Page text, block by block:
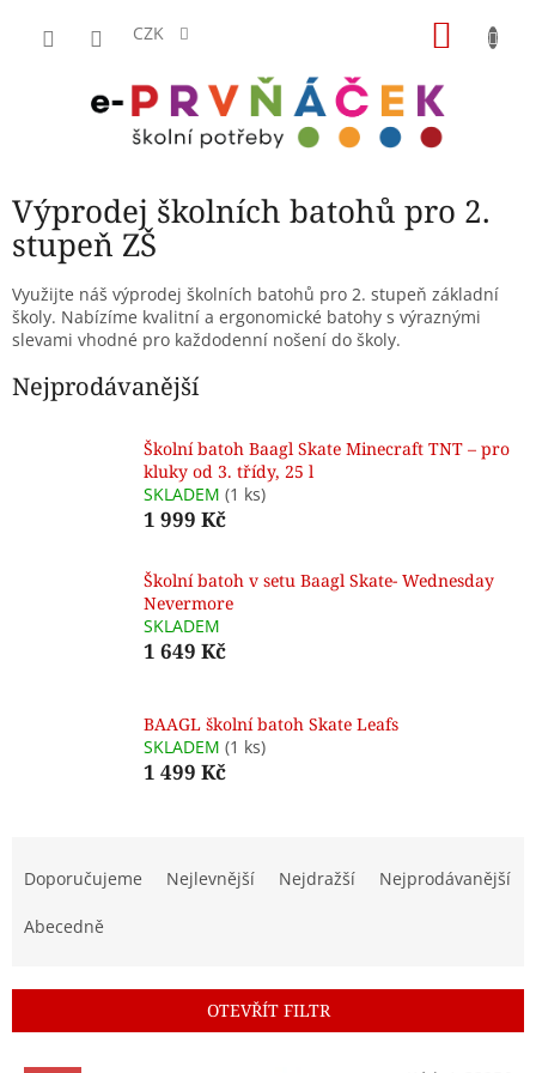
CZK
Výprodej školních batohů pro 2.
stupeň ZŠ
Využijte náš výprodej školních batohů pro 2. stupeň základní
školy. Nabízíme kvalitní a ergonomické batohy s výraznými
slevami vhodné pro každodenní nošení do školy.
Nejprodávanější
Školní batoh Baagl Skate Minecraft TNT – pro
kluky od 3. třídy, 25 l
SKLADEM (1 ks)
1 999 Kč
Školní batoh v setu Baagl Skate- Wednesday
Nevermore
SKLADEM
1 649 Kč
BAAGL školní batoh Skate Leafs
SKLADEM (1 ks)
1 499 Kč
r
o
Doporučujeme Nejlevnější Nejdražší Nejprodávanější
Abecedně
OTEVŘÍT FILTR